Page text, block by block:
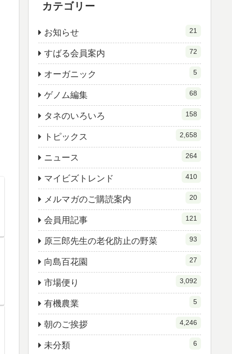
カテゴリー
お知らせ 21
すばる会員案内 72
オーガニック 5
ゲノム編集 68
タネのいろいろ 158
トピックス 2,658
ニュース 264
マイビズトレンド 410
メルマガのご購読案内 20
会員用記事 121
原三郎先生の老化防止の野菜 93
向島百花園 27
市場便り 3,092
有機農業 5
朝のご挨拶 4,246
未分類 6